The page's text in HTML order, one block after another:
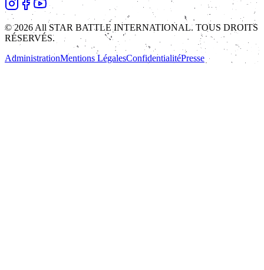
© 2026 All STAR BATTLE INTERNATIONAL. TOUS DROITS
RÉSERVÉS.
AdministrationMentions LégalesConfidentialitéPresse